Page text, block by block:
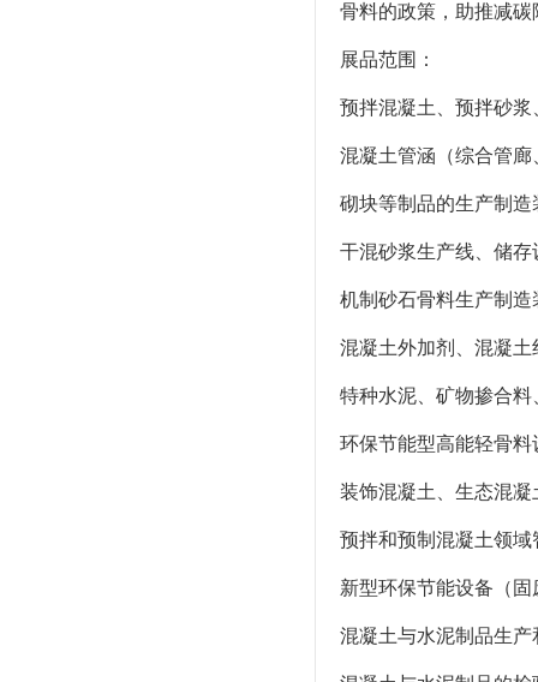
骨料的政策，助推减
展品范围：
预拌混凝土、预拌砂
混凝土管涵（综合管
砌块等制品的生产制
干混砂浆生产线、储
机制砂石骨料生产制
混凝土外加剂、混凝
特种水泥、矿物掺合
环保节能型高能轻骨
装饰混凝土、生态混
预拌和预制混凝土领
新型环保节能设备（
混凝土与水泥制品生